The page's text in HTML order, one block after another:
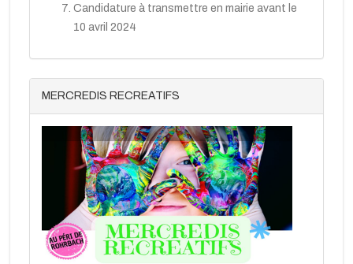
Candidature à transmettre en mairie avant le
10 avril 2024
MERCREDIS RECREATIFS